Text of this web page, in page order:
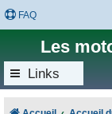
FAQ
Les
Links